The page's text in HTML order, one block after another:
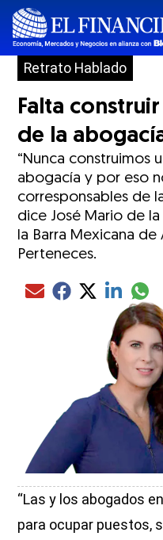
Retrato Hablado
Falta
de la
“Nunca construimos
abogacía y por eso
corresponsables de
dice José Mario de
la Barra Mexicana
Perteneces.
Compartir el artículo
Compartir el artículo
Compartir el
Compartir
“Las y los abogados
para ocupar puestos,